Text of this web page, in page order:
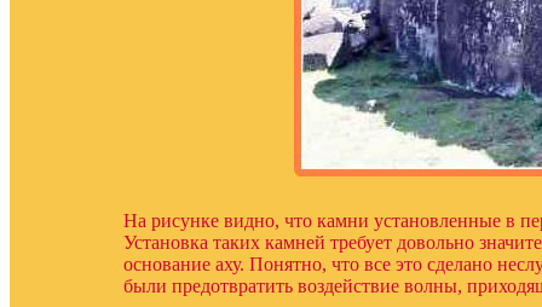
На рисунке видно, что камни установленные в
Установка таких камней требует довольно
основание аху. Понятно, что все это сделано
были предотвратить воздействие волны,